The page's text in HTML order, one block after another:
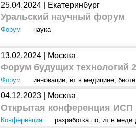
25.04.2024 | Екатеринбург
Уральский научный форум
Форум наука
13.02.2024 | Москва
Форум будущих технологий
Форум инновации, ит в медицине,
04.12.2023 | Москва
Открытая конференция ИСП
Конференция разработка по, ит в